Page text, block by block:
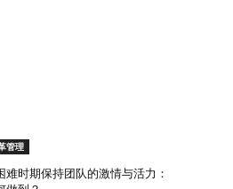
方式有助于重新塑造员工
持士气至关重要。表彰个人
管理
难时期保持团队的激情与活力：